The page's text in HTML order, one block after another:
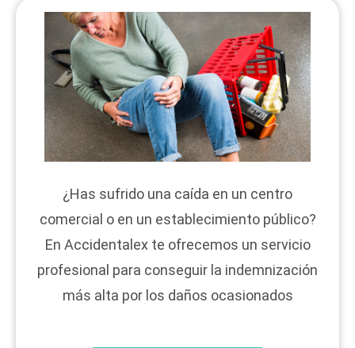
¿Has sufrido una caída en un centro
comercial o en un establecimiento público?
En Accidentalex te ofrecemos un servicio
profesional para conseguir la indemnización
más alta por los daños ocasionados